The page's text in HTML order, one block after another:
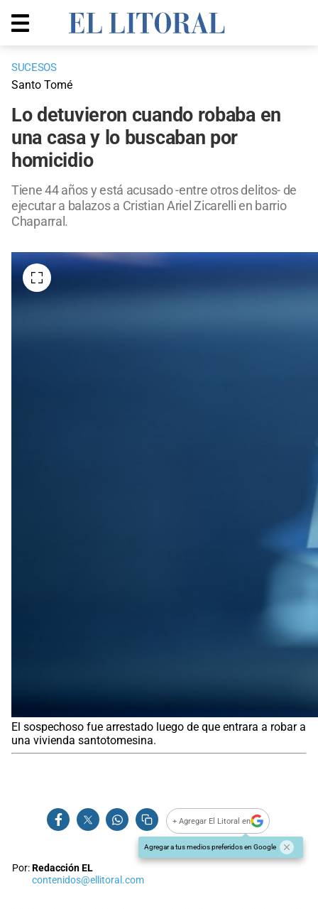
SUCESOS
Santo Tomé
Lo detuvieron cuando robaba en
una casa y lo buscaban por
homicidio
Tiene 44 años y está acusado -entre otros delitos- de
ejecutar a balazos a Cristian Ariel Zicarelli en barrio
Chaparral.
El sospechoso fue arrestado luego de que entrara a robar a
una vivienda santotomesina.
+ Agregar El Litoral en
Agregar a tus medios preferidos en Google
Por:Redacción EL
contenidos@ellitoral.com